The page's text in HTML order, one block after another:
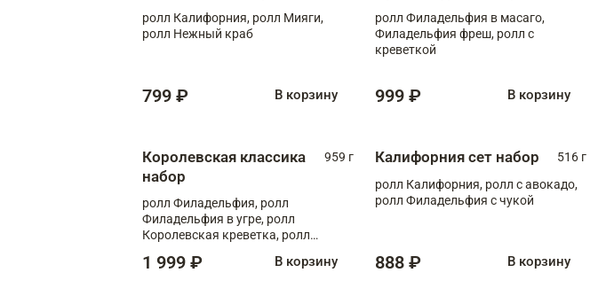
ролл Калифорния, ролл Мияги,
ролл Нежный краб
799 ₽ В корзину
ролл Филадельфия в масаго,
Филадельфия фреш, ролл с
креветкой
999 ₽ В корзину
Королевская классика
набор
959 г
ролл Филадельфия, ролл
Филадельфия в угре, ролл
Королевская креветка, ролл
1 999 ₽ В корзину
Калифорния сет набор
516 г
ролл Калифорния, ролл с авокадо,
ролл Филадельфия с чукой
888 ₽ В корзину